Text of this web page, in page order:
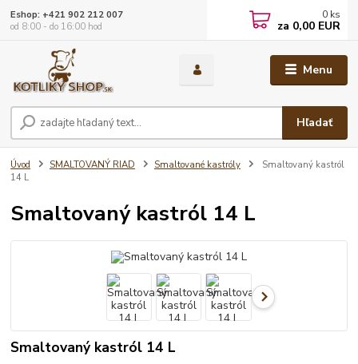
Menu
Hľadať
Eshop: +421 902 212 007
od 8:00 - do 16:00 hod
0 ks
za 0,00 EUR
Úvod SMALTOVANÝ RIAD Smaltované kastróly
Smaltovaný kastról
14 L
Smaltovaný kastról 14 L
Smaltovaný kastról 14 L